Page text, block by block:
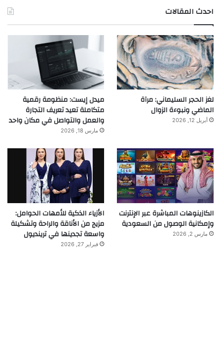
احدث المقالات
لغز الحجر السليماني: مرآة
الماضي ونبوءة الزوال
أبريل 12, 2026
ميدل إيست: منظومة رقمية
متكاملة تعيد تعريف التجارة
والعمل والتواصل في مكان واحد
مارس 18, 2026
الكازينوهات المباشرة عبر الإنترنت
وإمكانية الوصول من السعودية
مارس 2, 2026
الأزياء الذكية للأمهات الحوامل:
مزيج من الأناقة والراحة وتشكيلة
واسعة تجدينها في ترينديول
فبراير 27, 2026